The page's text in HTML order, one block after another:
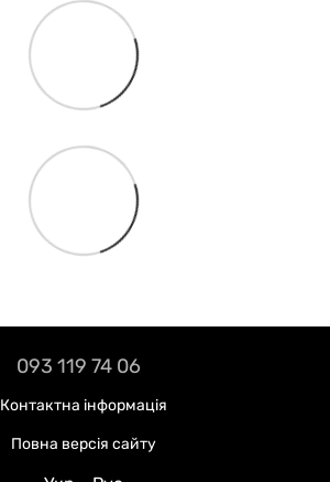
093 119 74 06
Контактна інформація
Повна версія сайту